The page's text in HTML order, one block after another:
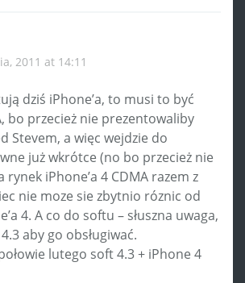
2011 at 14:11
dziś iPhone’a, to musi to być
bo przecież nie prezentowaliby
Stevem, a więc wejdzie do
już wkrótce (no bo przecież nie
rynek iPhone’a 4 CDMA razem z
nie moze sie zbytnio róznic od
4. A co do softu – słuszna uwaga,
aby go obsługiwać.
lutego soft 4.3 + iPhone 4